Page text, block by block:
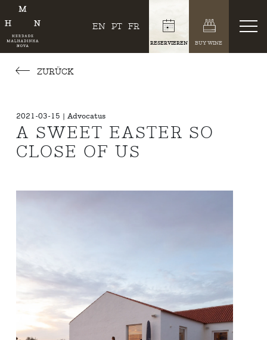
EN PT FR
RESERVIEREN BUY WINE
ZURÜCK
2021-03-15 | Advocatus
A SWEET EASTER SO
CLOSE OF US